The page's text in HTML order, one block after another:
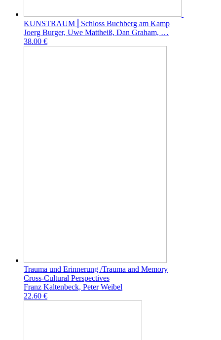
KUNSTRAUM ⎜Schloss Buchberg am Kamp
Joerg Burger, Uwe Mattheiß, Dan Graham, …
38.00 €
Trauma und Erinnerung /Trauma and Memory
Cross-Cultural Perspectives
Franz Kaltenbeck, Peter Weibel
22.60 €